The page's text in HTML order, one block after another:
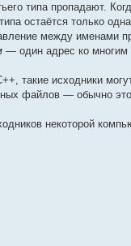
типа пропадают.
остаётся только
между именами
— один адрес ко многим
такие исходники
файлов — обычно
некоторой